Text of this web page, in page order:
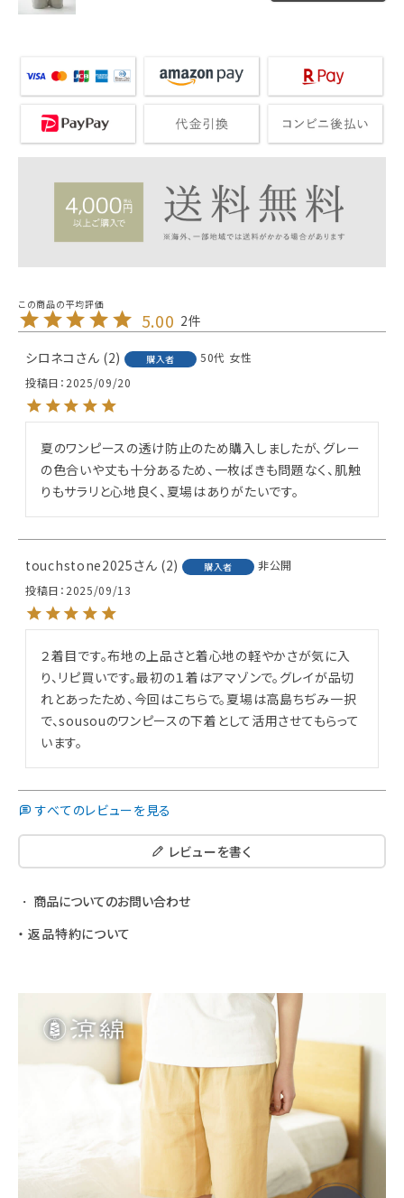
5.00 2
シロネコ 2 購入者 50代 女性
投稿日 2025/09/20
夏のワンピースの透け防止のため購入しましたが、グレー
の色合いや丈も十分あるため、一枚ばきも問題なく、肌触
りもサラリと心地良く、夏場はありがたいです。
touchstone2025 2 購入者
非公開
投稿日 2025/09/13
２着目です。布地の上品さと着心地の軽やかさが気に入
り、リピ買いです。最初の１着はアマゾンで。グレイが品切
れとあったため、今回はこちらで。夏場は高島ちぢみ一択
で、sousouのワンピースの下着として活用させてもらって
います。
すべてのレビューを見る
レビューを書く
商品についてのお問い合わせ
返品特約について